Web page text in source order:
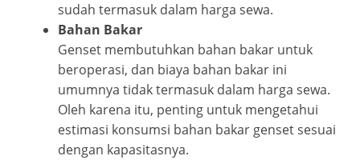
sudah termasuk dalam harga sewa.
Bahan Bakar
Genset membutuhkan bahan bakar untuk
beroperasi, dan biaya bahan bakar ini
umumnya tidak termasuk dalam harga sewa.
Oleh karena itu, penting untuk mengetahui
estimasi konsumsi bahan bakar genset sesuai
dengan kapasitasnya.